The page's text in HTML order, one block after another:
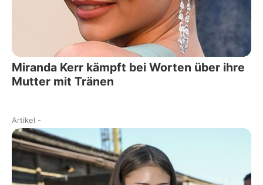
Miranda Kerr kämpft bei Worten über ihre
Mutter mit Tränen
Artikel -